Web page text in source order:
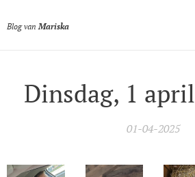
Blog van Mariska
Dinsdag, 1
01-04-2025